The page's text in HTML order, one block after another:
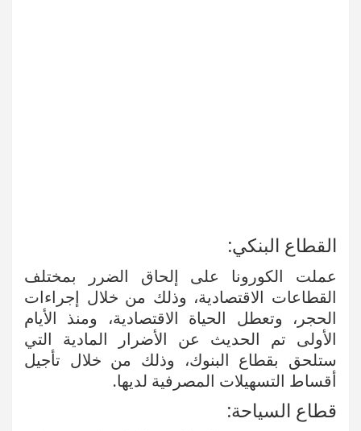
القطاع البنكي:
عملت الكورونا على إلحاق الضرر بمختلف
القطاعات الاقتصادية، وذلك من خلال إجراءات
الحجر، وتعطل الحياة الاقتصادية، ومنذ الأيام
الأولى تم الحديث عن الأضرار المادية التي
ستلحق بقطاع البنوك، وذلك من خلال تأجيل
أقساط التسهيلات المصرفية لديها.
قطاع السياحة: